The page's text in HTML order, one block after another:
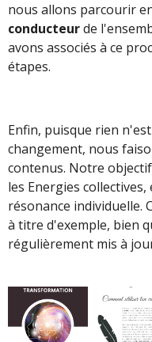
nous allons parcourir
conducteurde
avons associés à ce
étapes.
Enfin, puisque rien
changement, nous
contenus. Notre
les Energies
résonance individuelle.
à titre d'exemple, bien
régulièrement mis à